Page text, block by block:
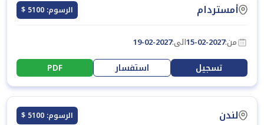
أمستردام الرسوم: 5100 $
من:15-02-2027الى:19-02-2027
تسجيل استفسار PDF
لندن الرسوم: 5100 $